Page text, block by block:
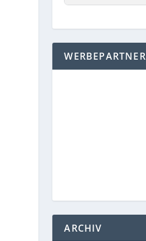
WERBEPARTNER
ARCHIV